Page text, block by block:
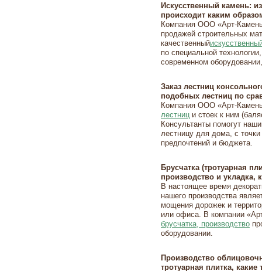
Искусственный камень:
происходит каким
Компания ООО «Арт-
продажей строительных
качественный
по специальной
современном
Заказ лестниц
подобных лестниц по
Компания ООО «Арт-
лестниц и стоек к ним
Консультанты помогут
лестницу для дома, с
предпочтений и бюджета.
Брусчатка (тротуарная
производство и укладка,
В настоящее время
нашего производства
мощения дорожек и
или офиса. В компании
брусчатка, производство
оборудовании.
Производство
тротуарная плитка,